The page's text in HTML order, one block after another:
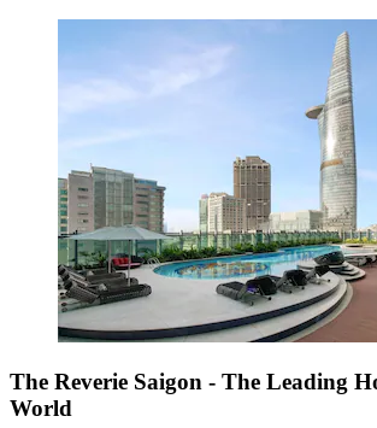
The Reverie Saigon - The Leading
World